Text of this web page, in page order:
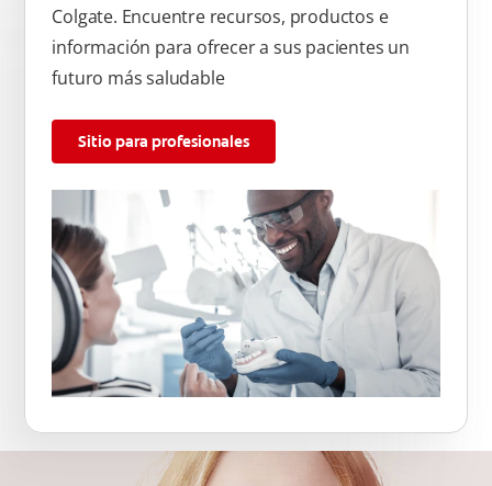
Colgate. Encuentre recursos, productos e
información para ofrecer a sus pacientes un
futuro más saludable
Sitio para profesionales